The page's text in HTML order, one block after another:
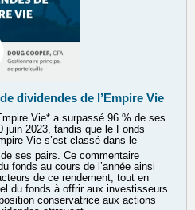
dividendes de l’Empire Vie
Vie* a surpassé 96 % de ses
juin 2023, tandis que le Fonds
Vie s’est classé dans le
ses pairs. Ce commentaire
fonds au cours de l’année ainsi
de ce rendement, tout en
du fonds à offrir aux investisseurs
conservatrice aux actions